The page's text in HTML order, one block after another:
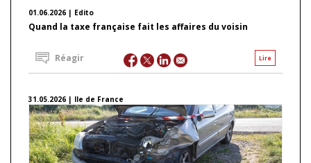
01.06.2026 | Edito
Quand la taxe française fait les affaires du voisin
Lire
Réagir
31.05.2026 | Ile de France